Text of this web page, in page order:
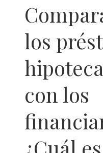
los
con los